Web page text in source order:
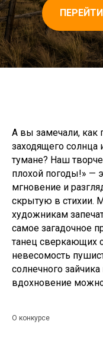
А вы замечали, как
заходящего солнца
тумане? Наш
плохой погоды!» —
мгновение и
скрытую в
художникам
самое загадочное
танец сверкающих
невесомость
солнечного
вдохновение
О конкурсе